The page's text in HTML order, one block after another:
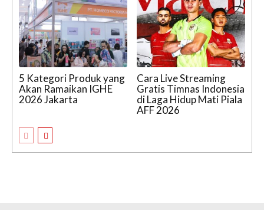
5 Kategori Produk yang
Akan Ramaikan IGHE
2026 Jakarta
Cara Live Streaming
Gratis Timnas Indonesia
di Laga Hidup Mati Piala
AFF 2026